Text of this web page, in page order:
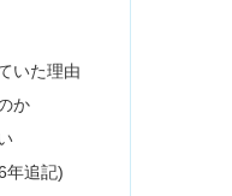
いた理由
か
年追記)